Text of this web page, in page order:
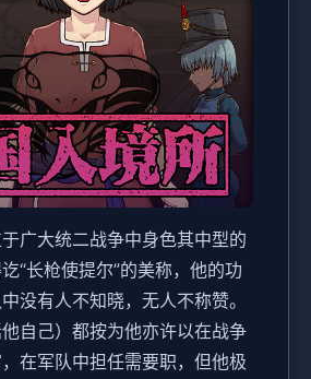
广大统二战争中身色其中型的
“长枪使提尔”的美称，他的功
没有人不知晓，无人不称赞。
自己）都按为他亦许以在战争
在军队中担任需要职，但他极